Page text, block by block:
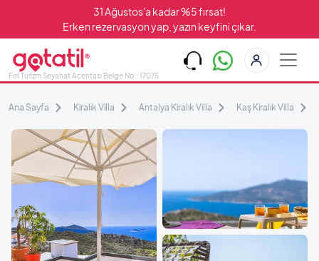
31 Ağustos'a kadar %5 fırsat!
Erken rezervasyon yap, yazın keyfini çıkar.
Fırıl Turizm Seyahat Acentası Belge No : 17075
Ana Sayfa Kiralık Villa Antalya Kiralık Villa Kaş Kiralık Villa